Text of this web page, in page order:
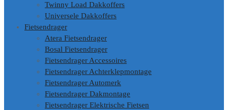
Twinny Load Dakkoffers
Universele Dakkoffers
Fietsendrager
Atera Fietsendrager
Bosal Fietsendrager
Fietsendrager Accessoires
Fietsendrager Achterklepmontage
Fietsendrager Automerk
Fietsendrager Dakmontage
Fietsendrager Elektrische Fietsen